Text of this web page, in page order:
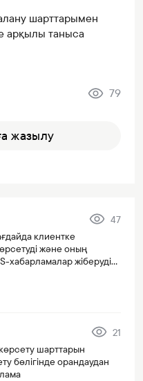
шарттарымен
арқылы таныса
79
жазылу
47
клиентке
және оның
хабарламалар жіберуді
21
шарттарын
бөлігінде орандаудан